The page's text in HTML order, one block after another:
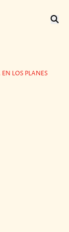
LOS PLANES